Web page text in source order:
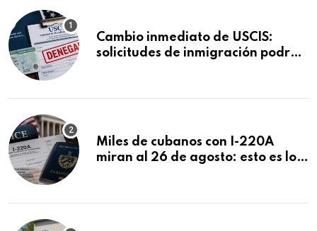
Cambio inmediato de USCIS:
solicitudes de inmigración podrán
Miles de cubanos con I-220A
miran al 26 de agosto: esto es lo